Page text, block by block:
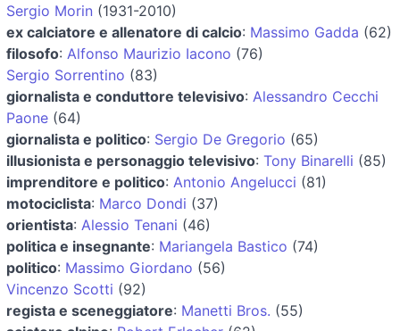
Sergio Morin (1931-2010)
ex calciatore e allenatore di calcio: Massimo Gadda (62)
filosofo: Alfonso Maurizio Iacono (76)
Sergio Sorrentino (83)
giornalista e conduttore televisivo: Alessandro Cecchi
Paone (64)
giornalista e politico: Sergio De Gregorio (65)
illusionista e personaggio televisivo: Tony Binarelli (85)
imprenditore e politico: Antonio Angelucci (81)
motociclista: Marco Dondi (37)
orientista: Alessio Tenani (46)
politica e insegnante: Mariangela Bastico (74)
politico: Massimo Giordano (56)
Vincenzo Scotti (92)
regista e sceneggiatore: Manetti Bros. (55)